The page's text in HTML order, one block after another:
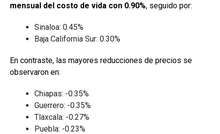
mensual del costo de vida con 0.90%, seguido por:
Sinaloa: 0.45%
Baja California Sur: 0.30%
En contraste, las mayores reducciones de precios se
observaron en:
Chiapas: -0.35%
Guerrero: -0.35%
Tlaxcala: -0.27%
Puebla: -0.23%